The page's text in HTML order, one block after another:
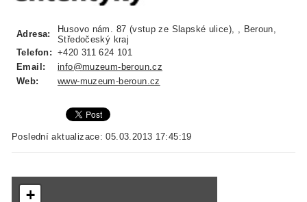
Adresa:
Husovo nám. 87 (vstup ze Slapské ulice), , Beroun,
Středočeský kraj
Telefon: +420 311 624 101
Email:
info@muzeum-beroun.cz
Web:
www-muzeum-beroun.cz
Poslední aktualizace: 05.03.2013 17:45:19
+